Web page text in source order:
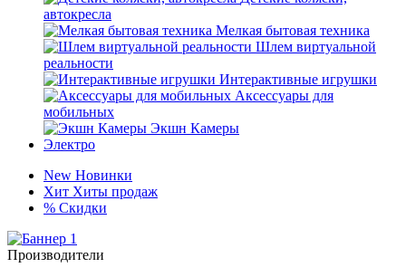
автокресла
Мелкая бытовая техника
Шлем виртуальной
реальности
Интерактивные игрушки
Аксессуары для
мобильных
Экшн Камеры
Электро
New Новинки
Хит Хиты продаж
% Скидки
Производители